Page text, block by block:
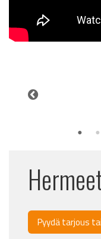
Pyydä tarjous